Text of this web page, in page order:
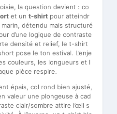
la question devient : co
et un t-shirt pour atteindr
marin, détendu mais structuré
d’une logique de contraste
densité et relief, le t-shirt
pose le ton estival. L’enje
couleurs, les longueurs et l
pièce respire.
épais, col rond bien ajusté,
valeur une plongeuse à cad
clair/sombre attire l’œil s